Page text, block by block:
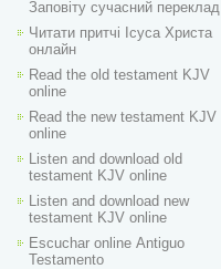
Заповіту сучасний переклад
Читати притчі Ісуса Христа
онлайн
Read the old testament KJV
online
Read the new testament KJV
online
Listen and download old
testament KJV online
Listen and download new
testament KJV online
Escuchar online Аntiguo
Testamento